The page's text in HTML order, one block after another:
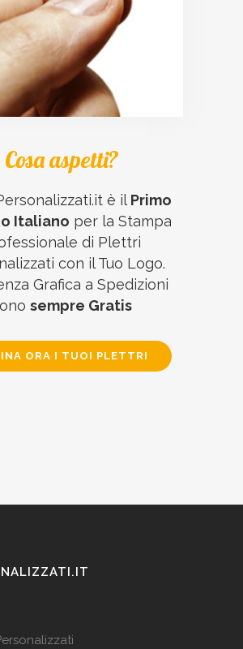
Cosa aspetti?
è il Primo
Italiano per la Stampa
di Plettri
con il Tuo Logo.
Grafica a Spedizioni
sempre Gratis
ORA I TUOI PLETTRI